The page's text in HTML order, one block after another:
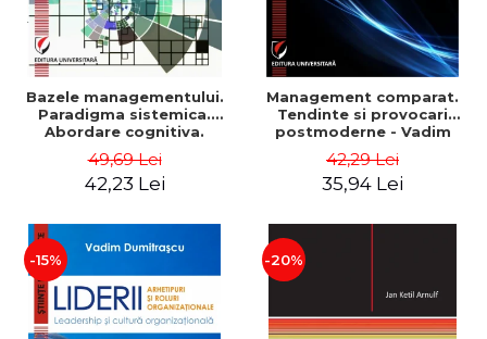
Bazele managementului.
Paradigma sistemica.
Abordare cognitiva.
comportamentala - Vadim
Dumitrascu
49,69 Lei
42,23 Lei
Management comparat.
Tendinte si provocari
postmoderne - Vadim
42,29 Lei
35,94 Lei
-15% -20%